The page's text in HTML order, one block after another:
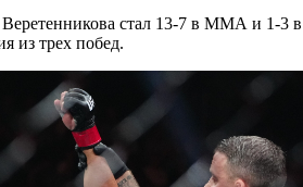
Веретенникова стал 13-7 в ММА и 1-3
из трех побед.